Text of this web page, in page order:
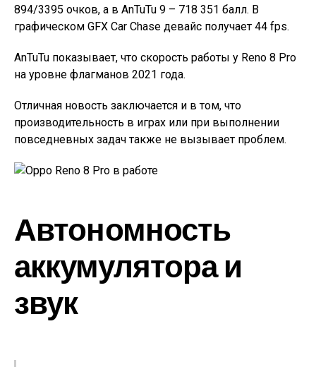
894/3395 очков, а в AnTuTu 9 – 718 351 балл. В
графическом GFX Car Chase девайс получает 44 fps.
AnTuTu показывает, что скорость работы у Reno 8 Pro
на уровне флагманов 2021 года.
Отличная новость заключается и в том, что
производительность в играх или при выполнении
повседневных задач также не вызывает проблем.
Автономность
аккумулятора и
звук